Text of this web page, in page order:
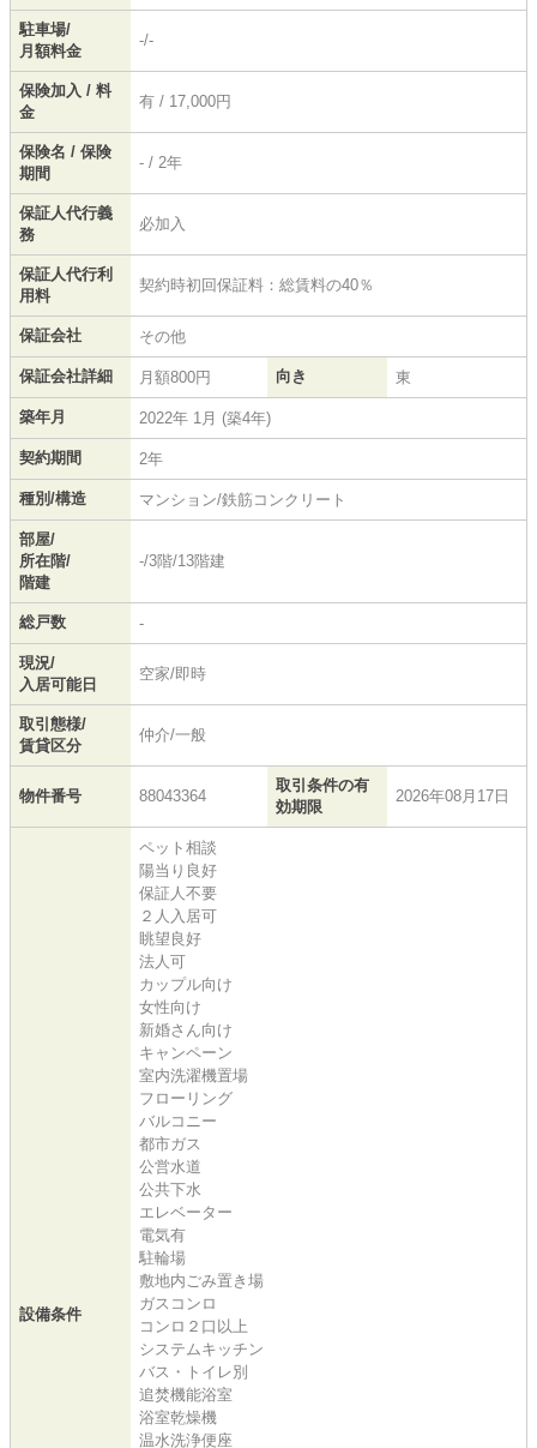
駐車場/
月額料金
-/-
保険加入 / 料
金
有 / 17,000円
保険名 / 保険
期間
- / 2年
保証人代行義
務
必加入
保証人代行利
用料
契約時初回保証料：総賃料の40％
保証会社 その他
保証会社詳細 月額800円 向き 東
築年月 2022年 1月 (築4年)
契約期間 2年
種別/構造 マンション/鉄筋コンクリート
部屋/
所在階/
階建
-/3階/13階建
総戸数 -
現況/
入居可能日
空家/即時
取引態様/
賃貸区分
仲介/一般
物件番号 88043364
取引条件の有
効期限
2026年08月17日
設備条件
ペット相談
陽当り良好
保証人不要
２人入居可
眺望良好
法人可
カップル向け
女性向け
新婚さん向け
キャンペーン
室内洗濯機置場
フローリング
バルコニー
都市ガス
公営水道
公共下水
エレベーター
電気有
駐輪場
敷地内ごみ置き場
ガスコンロ
コンロ２口以上
システムキッチン
バス・トイレ別
追焚機能浴室
浴室乾燥機
温水洗浄便座